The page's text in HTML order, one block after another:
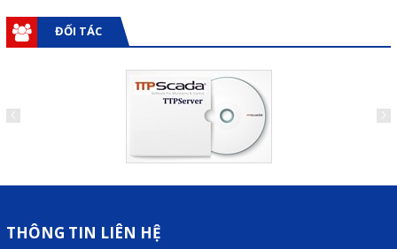
ĐỐI TÁC
THÔNG TIN LIÊN HỆ